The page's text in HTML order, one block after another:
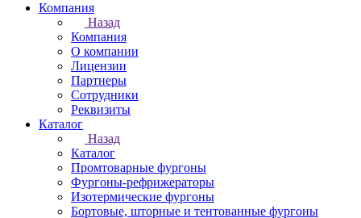
Компания
Назад
Компания
О компании
Лицензии
Партнеры
Сотрудники
Реквизиты
Каталог
Назад
Каталог
Промтоварные фургоны
Фургоны-рефрижераторы
Изотермические фургоны
Бортовые, шторные и тентованные фургоны